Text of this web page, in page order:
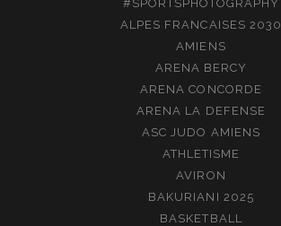
#SPORTSPHOTOGRAPHY
ALPES FRANCAISES 2030
AMIENS
ARENA BERCY
ARENA CONCORDE
ARENA LA DEFENSE
ASC JUDO AMIENS
ATHLETISME
AVIRON
BAKURIANI 2025
BASKETBALL